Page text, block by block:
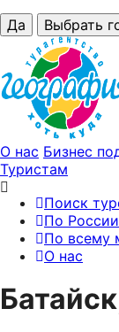
Да
Выбрать
О нас Бизнес
Туристам
Поиск
По России
По всему
О нас